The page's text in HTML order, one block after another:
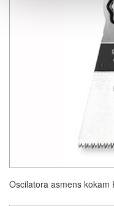
Oscilatora asmens kokam